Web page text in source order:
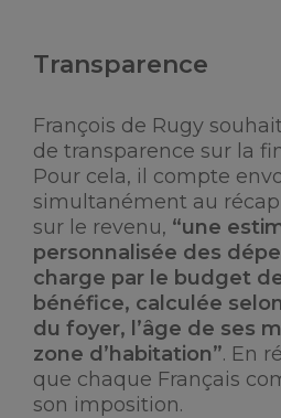
Transparence
François de Rugy
de transparence sur la
Pour cela, il compte
simultanément au
sur le revenu, “une
personnalisée des
charge par le budget
bénéfice, calculée
du foyer, l’âge de ses
zone d’habitation”. En
que chaque Français
son imposition.